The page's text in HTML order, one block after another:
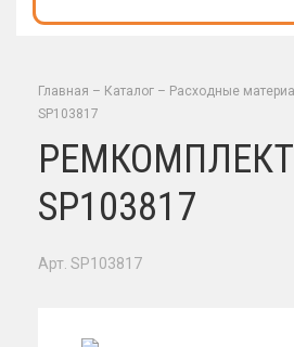
Главная – Каталог – Расходные
SP103817
РЕМКОМПЛЕКТ
SP103817
Арт. SP103817